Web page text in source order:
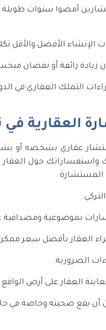
أمضوا سنوات
الإنشاء الأفضل والأقل
زيادة زائفة أو نقصان
التملك العقاري في
العقارية في
عقاري بشخصه أو
واستفساراتك حول
المستشارة:
بموضوعية ومصداقية
العقار بأفضل سعر
الضرورية.
العقار على أرض
أن يقع ضحيته وخاصة في